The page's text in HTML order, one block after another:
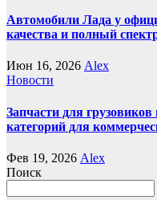
Автомобили Лада у
качества и полный
Июн 16, 2026 Alex
Новости
Запчасти для
категорий для
Фев 19, 2026 Alex
Поиск